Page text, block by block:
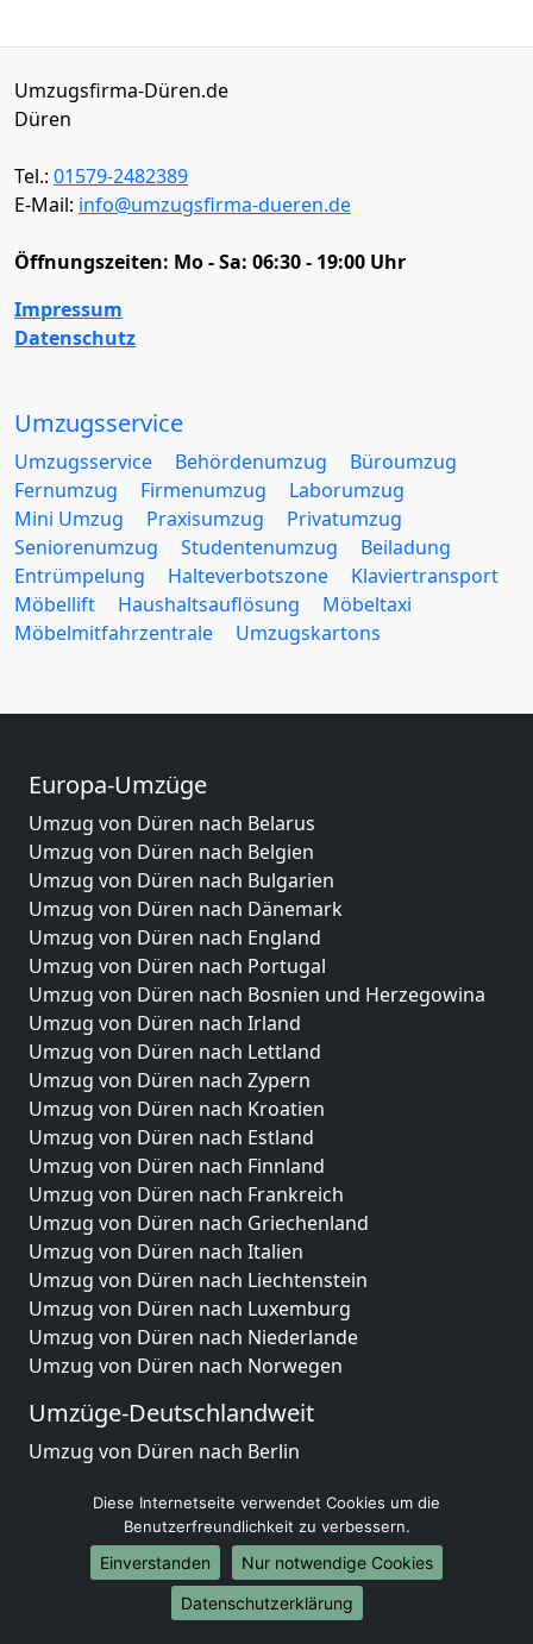
Umzugsfirma-Düren.de
Düren
Tel.: 01579-2482389
E-Mail: info@umzugsfirma-dueren.de
Öffnungszeiten: Mo - Sa: 06:30 - 19:00 Uhr
Impressum
Datenschutz
Umzugsservice
Umzugsservice Behördenumzug
Büroumzug
Fernumzug
Firmenumzug
Laborumzug
Mini Umzug
Praxisumzug
Privatumzug
Seniorenumzug
Studentenumzug
Beiladung
Entrümpelung
Halteverbotszone
Klaviertransport
Möbellift
Haushaltsauflösung
Möbeltaxi
Möbelmitfahrzentrale
Umzugskartons
Europa-Umzüge
Umzug von Düren nach Belarus
Umzug von Düren nach Belgien
Umzug von Düren nach Bulgarien
Umzug von Düren nach Dänemark
Umzug von Düren nach England
Umzug von Düren nach Portugal
Umzug von Düren nach Bosnien und Herzegowina
Umzug von Düren nach Irland
Umzug von Düren nach Lettland
Umzug von Düren nach Zypern
Umzug von Düren nach Kroatien
Umzug von Düren nach Estland
Umzug von Düren nach Finnland
Umzug von Düren nach Frankreich
Umzug von Düren nach Griechenland
Umzug von Düren nach Italien
Umzug von Düren nach Liechtenstein
Umzug von Düren nach Luxemburg
Umzug von Düren nach Niederlande
Umzug von Düren nach Norwegen
Umzüge-Deutschlandweit
Umzug von Düren nach Berlin
Umzug von Düren nach München
Umzug von Düren nach Köln
Umzug von Düren nach Frankfurt am Main
Umzug von Düren nach Stuttgart
Umzug von Düren nach Düsseldorf
Diese Internetseite verwendet Cookies um die
Benutzerfreundlichkeit zu verbessern.
Einverstanden
Nur notwendige Cookies
Datenschutzerklärung